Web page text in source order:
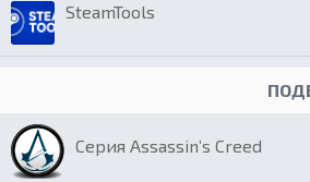
SteamTools
Серия Assassin’s Creed